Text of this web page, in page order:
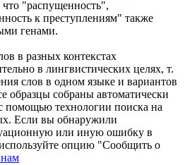
"распущенность",
к преступлениям" также
генами.
в разных контекстах
в лингвистических целях, т.
слов в одном языке и вариантов
образцы собраны автоматически
помощью технологии поиска на
Если вы обнаружили
или иную ошибку в
опцию "Сообщить о